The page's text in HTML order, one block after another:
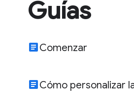
Guías
articleComenzar
articleCómo personalizar